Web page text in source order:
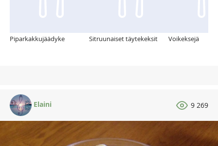
Piparkakkujäädyke Sitruunaiset täytekeksit Voikeksejä
Elaini 9 269